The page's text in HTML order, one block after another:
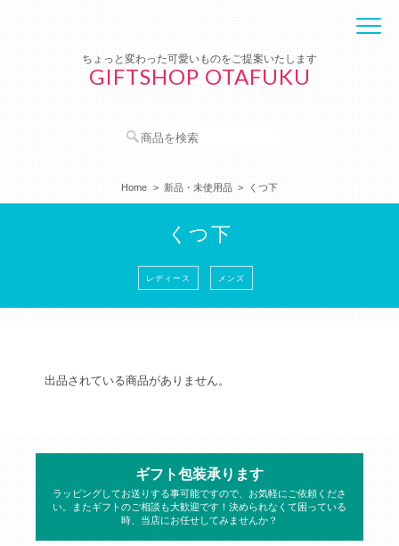
ちょっと変わった可愛いものをご提案いたします
GIFTSHOP OTAFUKU
Home 新品・未使用品 くつ下
くつ下
レディース メンズ
出品されている商品がありません。
ギフト包装承ります
ラッピングしてお送りする事可能ですので、お気軽にご依頼くださ
い。またギフトのご相談も大歓迎です！決められなくて困っている
時、当店にお任せしてみませんか？